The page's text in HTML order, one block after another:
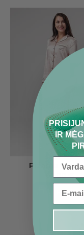
Pižama
65.00 €
Į KREPŠELĮ
IR